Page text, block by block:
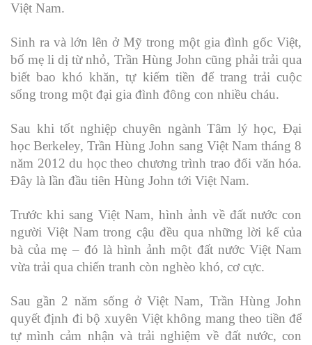
Việt Nam.
Sinh ra và lớn lên ở Mỹ trong một gia đình gốc Việt,
bố mẹ li dị từ nhỏ, Trần Hùng John cũng phải trải qua
biết bao khó khăn, tự kiếm tiền để trang trải cuộc
sống trong một đại gia đình đông con nhiều cháu.
Sau khi tốt nghiệp chuyên ngành Tâm lý học, Đại
học Berkeley, Trần Hùng John sang Việt Nam tháng 8
năm 2012 du học theo chương trình trao đổi văn hóa.
Đây là lần đầu tiên Hùng John tới Việt Nam.
Trước khi sang Việt Nam, hình ảnh về đất nước con
người Việt Nam trong cậu đều qua những lời kể của
bà của mẹ – đó là hình ảnh một đất nước Việt Nam
vừa trải qua chiến tranh còn nghèo khó, cơ cực.
Sau gần 2 năm sống ở Việt Nam, Trần Hùng John
quyết định đi bộ xuyên Việt không mang theo tiền để
tự mình cảm nhận và trải nghiệm về đất nước, con